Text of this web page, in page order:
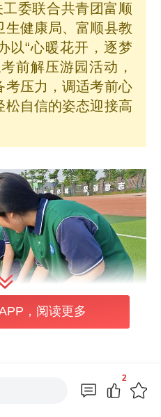
委联合共青团富顺
生健康局、富顺县教
以“心暖花开，逐梦
前解压游园活动，
考压力，调适考前心
松自信的姿态迎接高
，阅读更多
2